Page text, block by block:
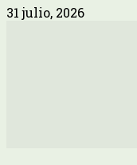
31 julio, 2026